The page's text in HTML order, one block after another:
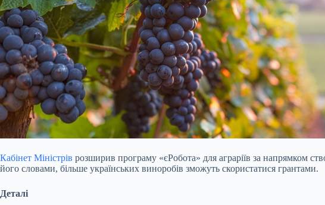
Кабінет Міністрів розширив програму «єРобота» для аграріїв за напрямком
його словами, більше українських виноробів зможуть скористатися грантами.
Деталі